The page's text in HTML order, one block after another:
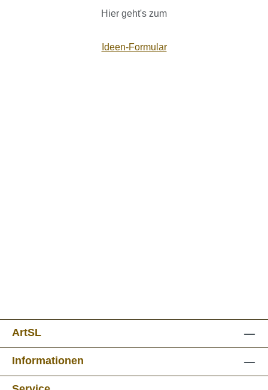
Hier geht's zum
Ideen-Formular
ArtSL
Informationen